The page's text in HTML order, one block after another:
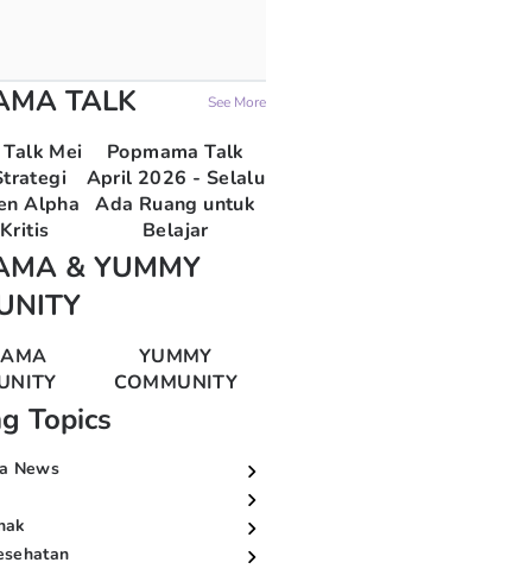
TALK See More
Mei
Alpha
Popmama Talk
April 2026 - Selalu
Ada Ruang untuk
Belajar
& YUMMY
YUMMY
COMMUNITY
Topics
News